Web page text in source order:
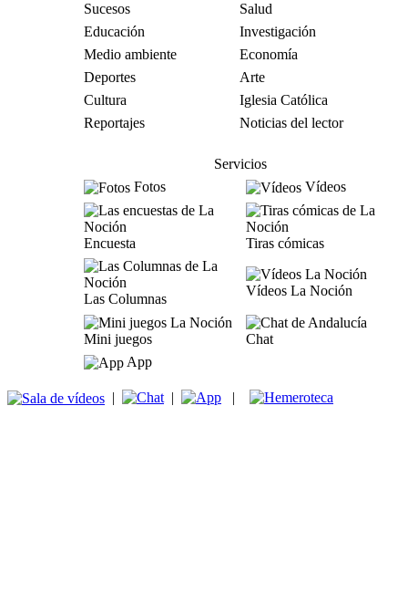
Sucesos
Salud
Educación
Investigación
Medio ambiente
Economía
Deportes
Arte
Cultura
Iglesia Católica
Reportajes
Noticias del lector
Servicios
Fotos
Vídeos
Encuesta Tiras cómicas
Las Columnas
Vídeos La Noción
Mini juegos
Chat
App
| | |